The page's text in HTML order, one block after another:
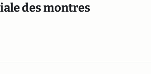
des montres